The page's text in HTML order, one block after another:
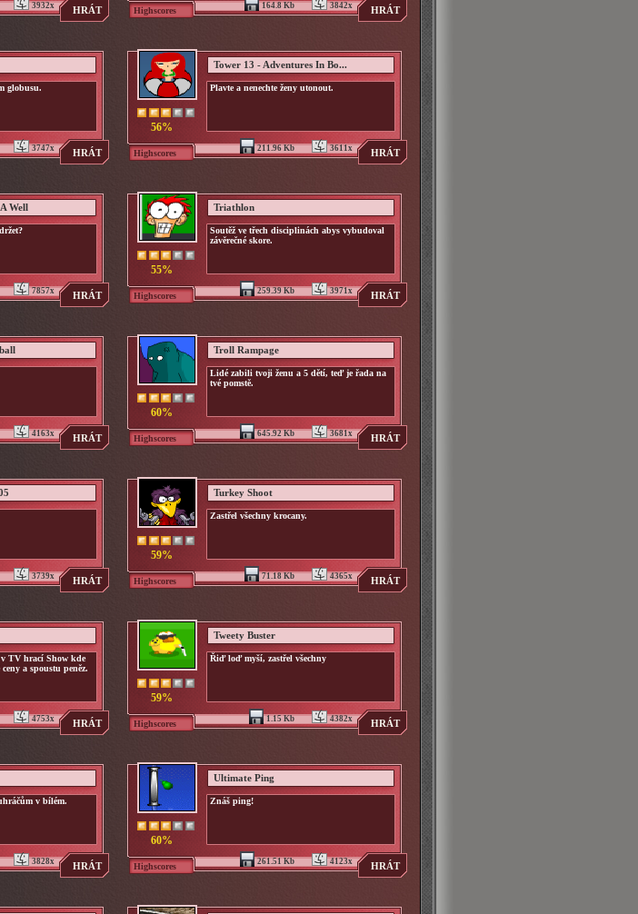
HRÁT
3932x Highscores HRÁT
3842x
164.8 Kb
globusu.
HRÁT
3747x
56%
Tower 13 - Adventures In Bo...
Plavte a nenechte ženy utonout.
Highscores HRÁT
3611x
211.96 Kb
Well
HRÁT
7857x
55%
Triathlon
Soutěž ve třech disciplinách abys vybudoval
závěrečné skore.
Highscores HRÁT
3971x
259.39 Kb
HRÁT
4163x
60%
Troll Rampage
Lidé zabili tvoji ženu a 5 dětí, teď je řada na
tvé pomstě.
Highscores HRÁT
3681x
645.92 Kb
HRÁT
3739x
59%
Turkey Shoot
Zastřel všechny krocany.
Highscores HRÁT
4365x
71.18 Kb
TV hrací Show kde
a spoustu peněz.
HRÁT
4753x
59%
Tweety Buster
Řiď loď myší, zastřel všechny
Highscores HRÁT
4382x
1.15 Kb
v bílém.
HRÁT
3828x
60%
Ultimate Ping
Znáš ping!
Highscores HRÁT
4123x
261.51 Kb